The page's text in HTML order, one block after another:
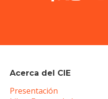
Acerca del CIE
Presentación